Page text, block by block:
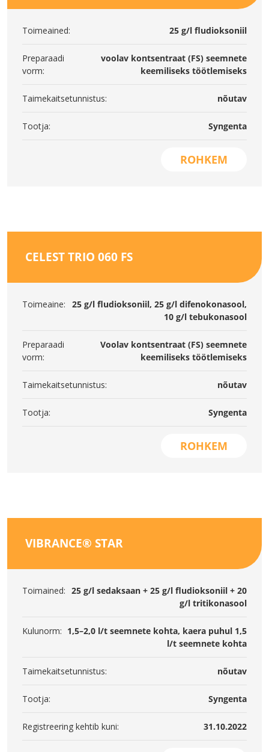
Toimeained: 25 g/l fludioksoniil
Preparaadi
vorm:
voolav kontsentraat (FS) seemnete
keemiliseks töötlemiseks
Taimekaitsetunnistus: nõutav
Tootja: Syngenta
ROHKEM
CELEST TRIO 060 FS
Toimeaine:
25 g/l fludioksoniil, 25 g/l difenokonasool,
10 g/l tebukonasool
Preparaadi
vorm:
Voolav kontsentraat (FS) seemnete
keemiliseks töötlemiseks
Taimekaitsetunnistus: nõutav
Tootja: Syngenta
ROHKEM
VIBRANCE® STAR
Toimained: 25 g/l sedaksaan + 25 g/l fludioksoniil + 20
g/l tritikonasool
Kulunorm: 1,5–2,0 l/t seemnete kohta, kaera puhul 1,5
l/t seemnete kohta
Taimekaitsetunnistus: nõutav
Tootja: Syngenta
Registreering kehtib kuni: 31.10.2022